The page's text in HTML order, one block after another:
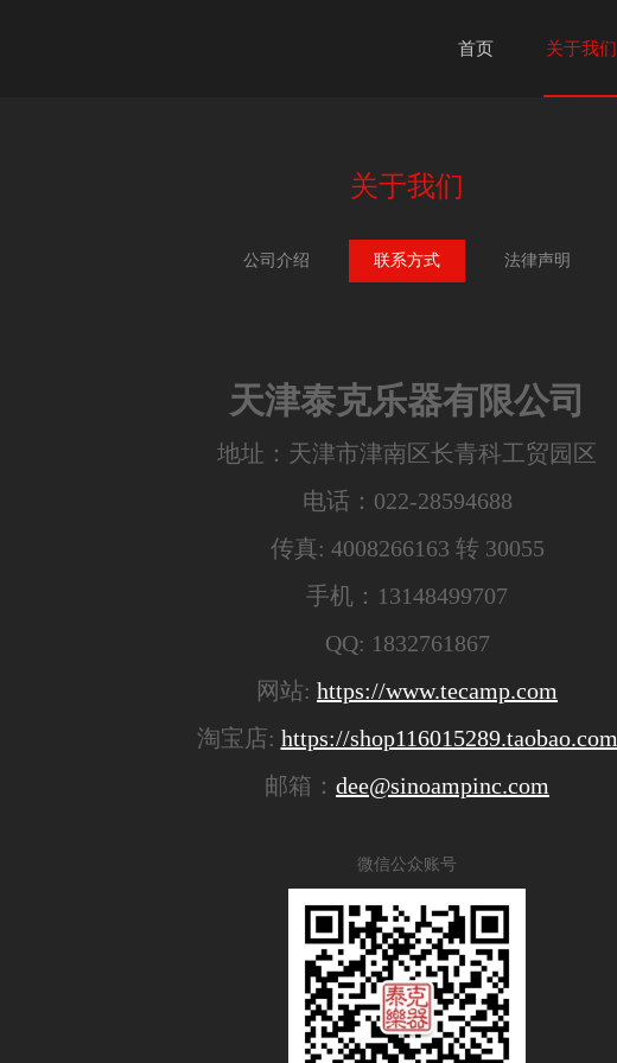
首页 关于我们
关于我们
公司介绍 联系方式 法律声明
天津泰克乐器有限公司
地址：天津市津南区长青科工贸园区
电话：022-28594688
传真: 4008266163 转 30055
手机：13148499707
QQ: 1832761867
网站: https://www.tecamp.com
淘宝店: https://shop116015289.taobao.com
邮箱： dee@sinoampinc.com
微信公众账号